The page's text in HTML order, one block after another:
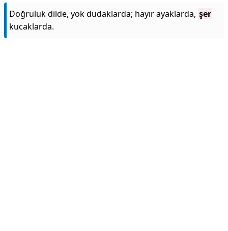
Doğruluk dilde, yok dudaklarda; hayır ayaklarda, şer
kucaklarda.